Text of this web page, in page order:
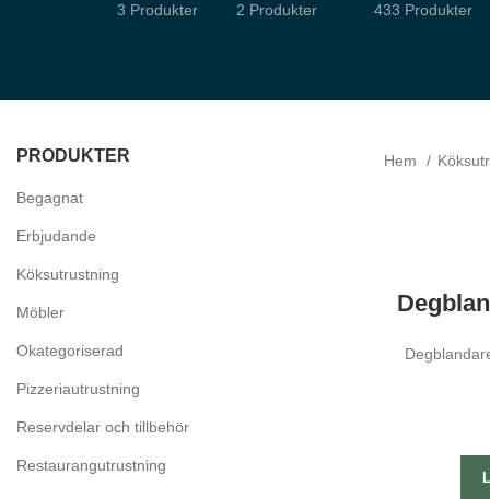
3 Produkter
2 Produkter
433 Produkter
PRODUKTER
Begagnat
Erbjudande
Köksutrustning
Möbler
Okategoriserad
Pizzeriautrustning
Reservdelar och tillbehör
Restaurangutrustning
Hem
Nödvändiga
går inte att
De behövs
hemsidan
över huvud
taget ska
fungera.
Statistik